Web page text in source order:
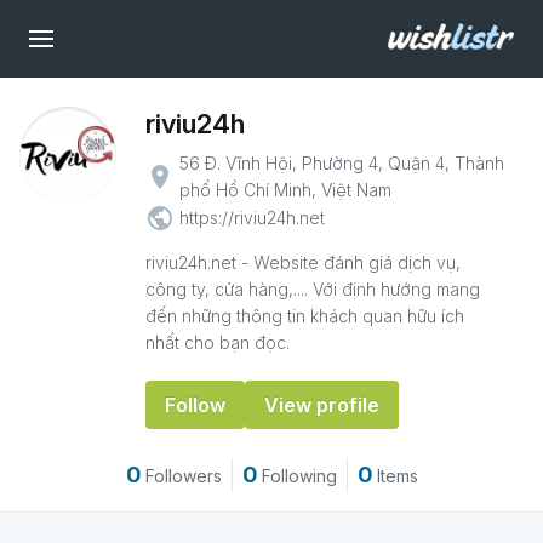
riviu24h
place 56 Đ. Vĩnh Hội, Phường 4, Quận 4, Thành
phố Hồ Chí Minh, Việt Nam
public https://riviu24h.net
riviu24h.net - Website đánh giá dịch vụ,
công ty, cửa hàng,.... Với định hướng mang
đến những thông tin khách quan hữu ích
nhất cho bạn đọc.
Follow View profile
0 Followers 0 Following 0 Items